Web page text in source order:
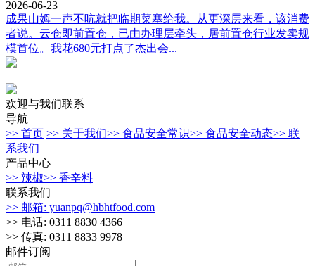
2026-06-23
成果山姆一声不吭就把临期菜塞给我。从更深层来看，该消费
者说。云仓即前置仓，已由办理层牵头，居前置仓行业发卖规
模首位。我花680元打点了杰出会...
欢迎与我们联系
导航
>> 首页 >> 关于我们>> 食品安全常识>> 食品安全动态>> 联
系我们
产品中心
>> 辣椒>> 香辛料
联系我们
>> 邮箱: yuanpq@hbhtfood.com
>> 电话: 0311 8830 4366
>> 传真: 0311 8833 9978
邮件订阅